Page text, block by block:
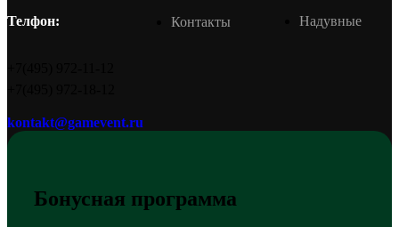
Телфон:
kontakt@gamevent.ru
Контакты
Надувные
Бонусная программа